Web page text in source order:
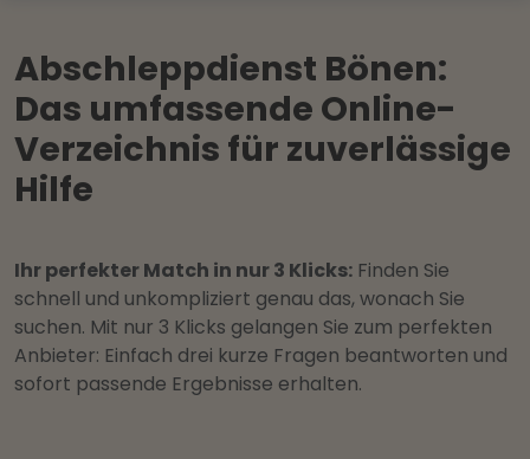
Abschleppdienst Bönen:
Das umfassende Online-
Verzeichnis für zuverlässige
Hilfe
Ihr perfekter Match in nur 3 Klicks: Finden Sie
schnell und unkompliziert genau das, wonach Sie
suchen. Mit nur 3 Klicks gelangen Sie zum perfekten
Anbieter: Einfach drei kurze Fragen beantworten und
sofort passende Ergebnisse erhalten.